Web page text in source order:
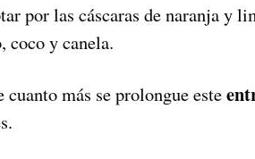
por las cáscaras de naranja y
coco y canela.
más se prolongue este